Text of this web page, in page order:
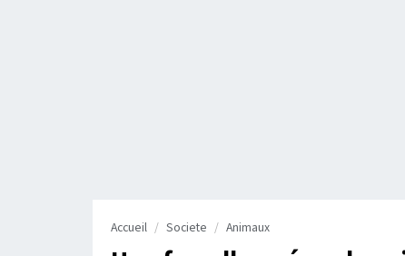
Accueil Societe Animaux